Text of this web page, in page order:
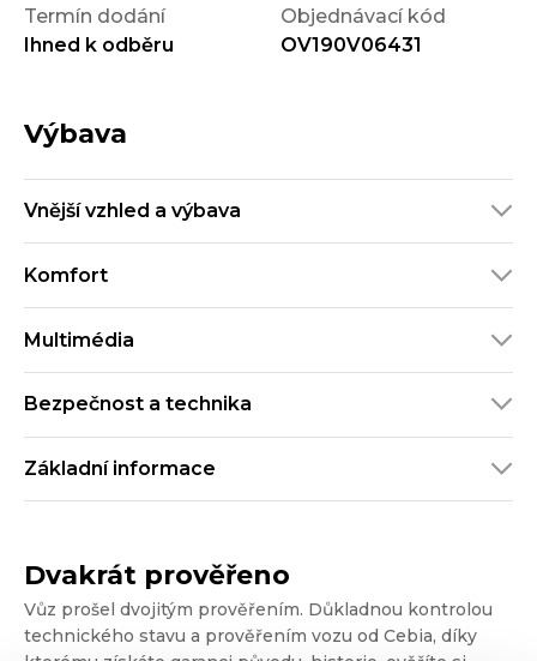
Termín dodání
Ihned k odběru
Objednávací kód
OV190V06431
Výbava
Vnější vzhled a výbava
Komfort
Multimédia
Bezpečnost a technika
Základní informace
Dvakrát prověřeno
Vůz prošel dvojitým prověřením. Důkladnou kontrolou
technického stavu a prověřením vozu od Cebia, díky